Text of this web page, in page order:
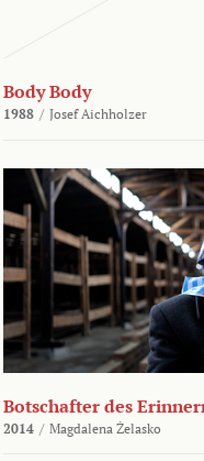
Body Body
1988 / Josef Aichholzer
Botschafter des
2014 / Magdalena Żelasko